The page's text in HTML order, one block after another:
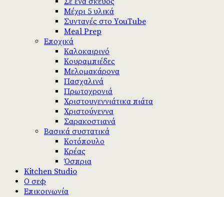
Μέχρι 5 υλικά
Συνταγές στο YouTube
Meal Prep
Εποχικά
Καλοκαιρινό
Κουραμπιέδες
Μελομακάρονα
Πασχαλινά
Πρωτοχρονιά
Χριστουγεννιάτικα πιάτα
Χριστούγεννα
Σαρακοστιανά
Βασικά συστατικά
Κοτόπουλο
Κρέας
Όσπρια
Kitchen Studio
Ο σεφ
Επικοινωνία